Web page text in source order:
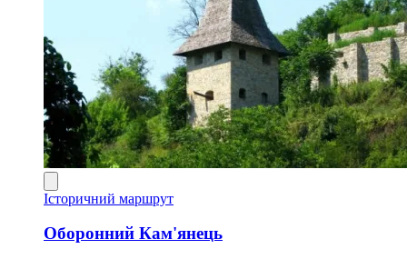
Історичний маршрут
Оборонний Кам'янець